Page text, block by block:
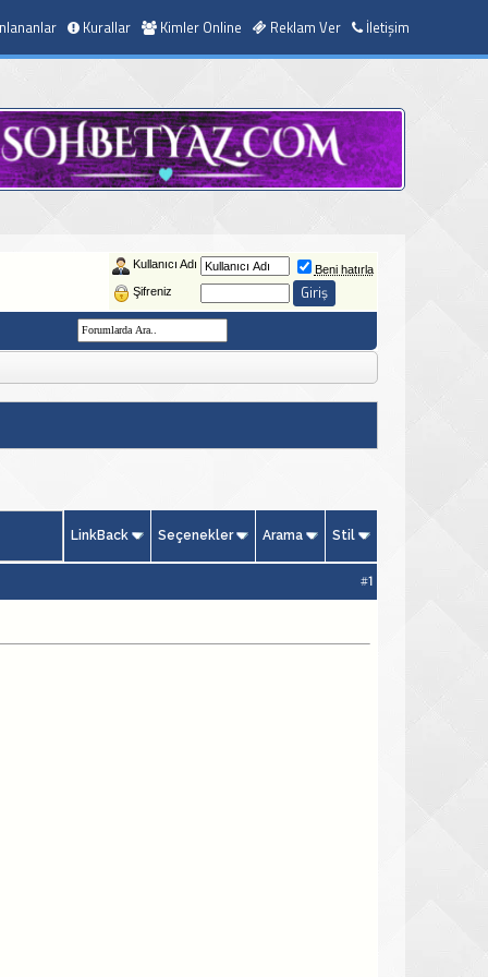
Kurallar Kimler Online Reklam Ver İletişim
Kullanıcı Adı
Beni hatırla
Şifreniz
LinkBack Seçenekler Arama Stil
#1